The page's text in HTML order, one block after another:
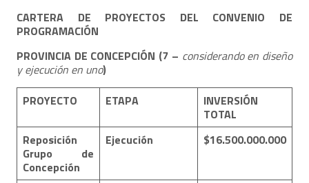
CARTERA DE PROYECTOS DEL CONVENIO DE
PROGRAMACIÓN
PROVINCIA DE CONCEPCIÓN (7 – considerando en diseño
y ejecución en uno)
PROYECTO
ETAPA
INVERSIÓN
TOTAL
Reposición
Grupo de
Concepción
Ejecución $16.500.000.000